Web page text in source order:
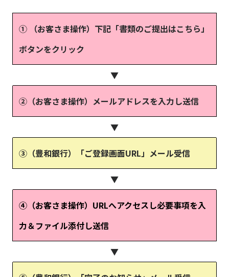
① （お客さま操作）下記「書類のご提出はこちら」
ボタンをクリック
▼
②（お客さま操作）メールアドレスを入力し送信
▼
③（豊和銀行）「ご登録画面URL」メール受信
▼
④（お客さま操作）URLへアクセスし必要事項を入
力＆ファイル添付し送信
▼